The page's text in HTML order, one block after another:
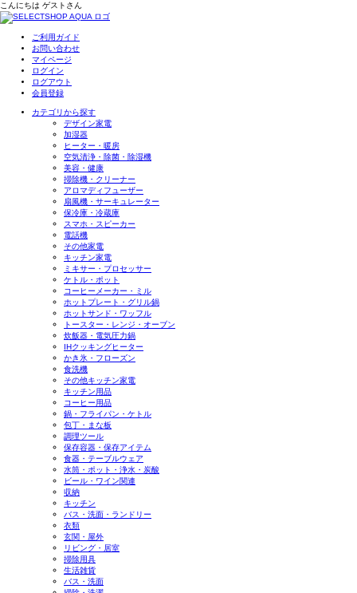
こんにちは ゲスト さん
ご利用ガイド
お問い合わせ
マイページ
ログイン
ログアウト
会員登録
カテゴリから探す
デザイン家電
加湿器
ヒーター・暖房
空気清浄・除菌・除湿機
美容・健康
掃除機・クリーナー
アロマディフューザー
扇風機・サーキュレーター
保冷庫・冷蔵庫
スマホ・スピーカー
電話機
その他家電
キッチン家電
ミキサー・プロセッサー
ケトル・ポット
コーヒーメーカー・ミル
ホットプレート・グリル鍋
ホットサンド・ワッフル
トースター・レンジ・オーブン
炊飯器・電気圧力鍋
IHクッキングヒーター
かき氷・フローズン
食洗機
その他キッチン家電
キッチン用品
コーヒー用品
鍋・フライパン・ケトル
包丁・まな板
調理ツール
保存容器・保存アイテム
食器・テーブルウェア
水筒・ポット・浄水・炭酸
ビール・ワイン関連
収納
キッチン
バス・洗面・ランドリー
衣類
玄関・屋外
リビング・居室
掃除用具
生活雑貨
バス・洗面